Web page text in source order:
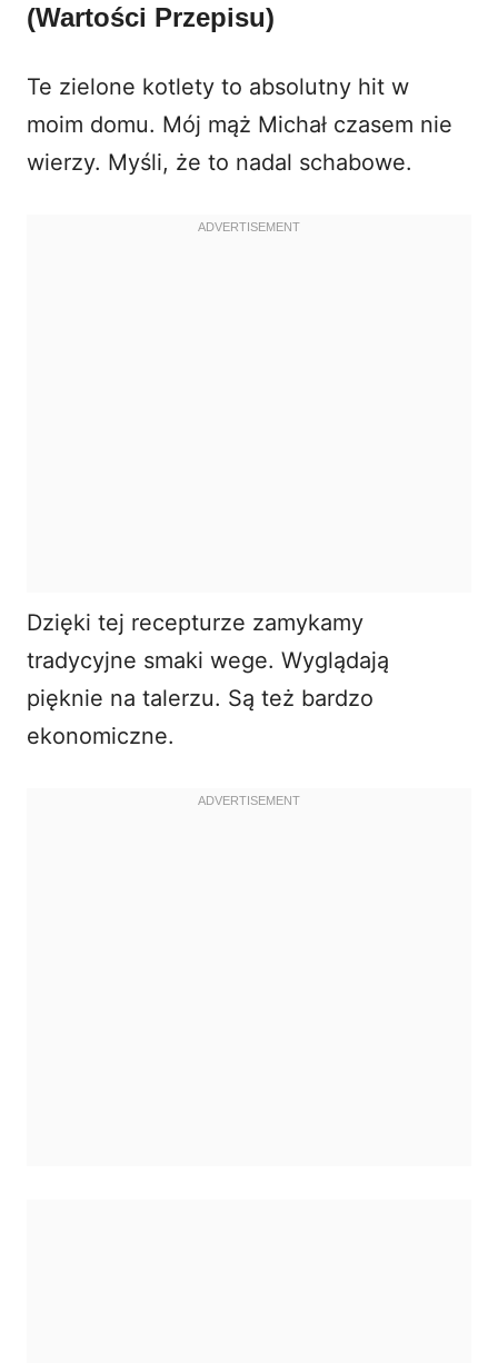
(Wartości Przepisu)
Te zielone kotlety to absolutny hit w
moim domu. Mój mąż Michał czasem nie
wierzy. Myśli, że to nadal schabowe.
Dzięki tej recepturze zamykamy
tradycyjne smaki wege. Wyglądają
pięknie na talerzu. Są też bardzo
ekonomiczne.